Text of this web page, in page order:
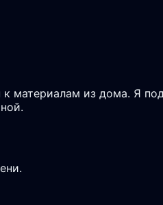
к материалам из дома. Я